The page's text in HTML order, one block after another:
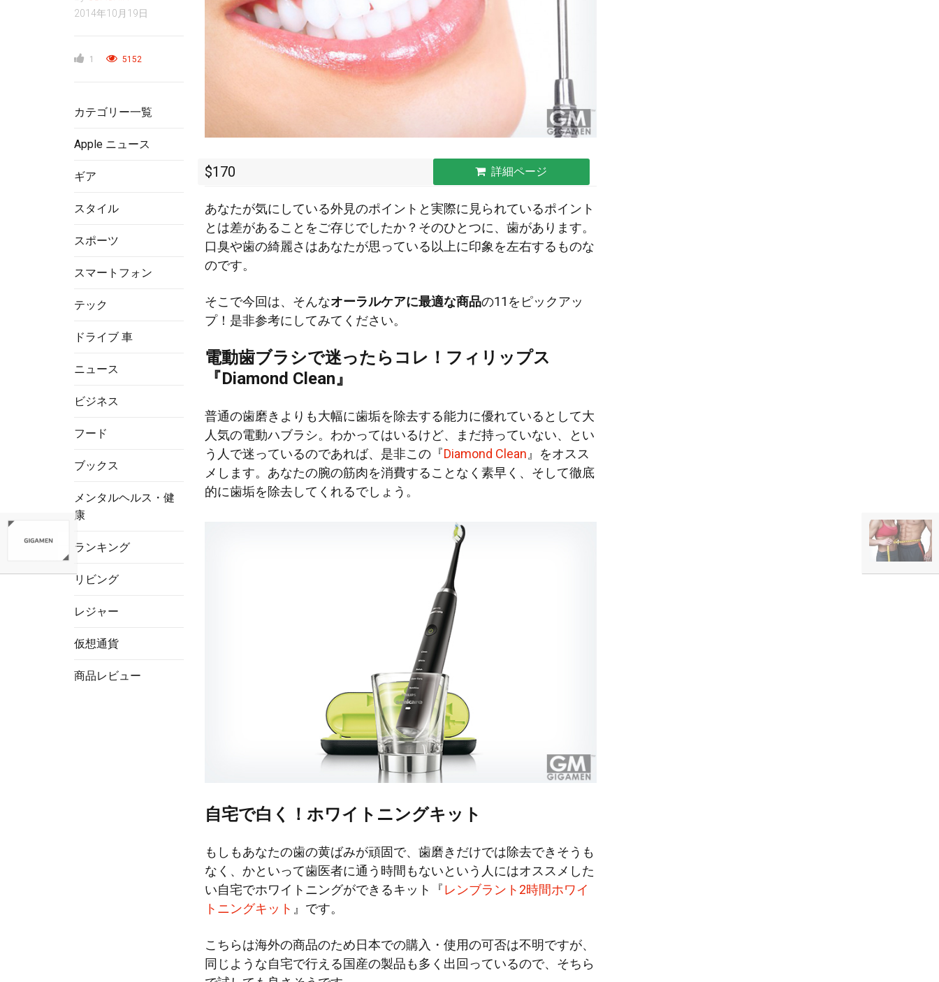
2014年10月19日
1 5152
カテゴリー一覧
Apple ニュース
ギア
スタイル
スポーツ
スマートフォン
テック
ドライブ 車
ニュース
ビジネス
フード
ブックス
メンタルヘルス・健
康
ランキング
リビング
レジャー
仮想通貨
商品レビュー
$170 詳細ページ
あなたが気にしている外見のポイントと実際に見られているポイント
とは差があることをご存じでしたか？そのひとつに、歯があります。
口臭や歯の綺麗さはあなたが思っている以上に印象を左右するものな
のです。
そこで今回は、そんなオーラルケアに最適な商品の11をピックアッ
プ！是非参考にしてみてください。
電動歯ブラシで迷ったらコレ！フィリップス
『Diamond Clean』
普通の歯磨きよりも大幅に歯垢を除去する能力に優れているとして大
人気の電動ハブラシ。わかってはいるけど、まだ持っていない、とい
う人で迷っているのであれば、是非この『Diamond Clean 』をオスス
メします。あなたの腕の筋肉を消費することなく素早く、そして徹底
的に歯垢を除去してくれるでしょう。
自宅で白く！ホワイトニングキット
もしもあなたの歯の黄ばみが頑固で、歯磨きだけでは除去できそうも
なく、かといって歯医者に通う時間もないという人にはオススメした
い自宅でホワイトニングができるキット『レンブラント2時間ホワイ
トニングキット 』です。
こちらは海外の商品のため日本での購入・使用の可否は不明ですが、
同じような自宅で行える国産の製品も多く出回っているので、そちら